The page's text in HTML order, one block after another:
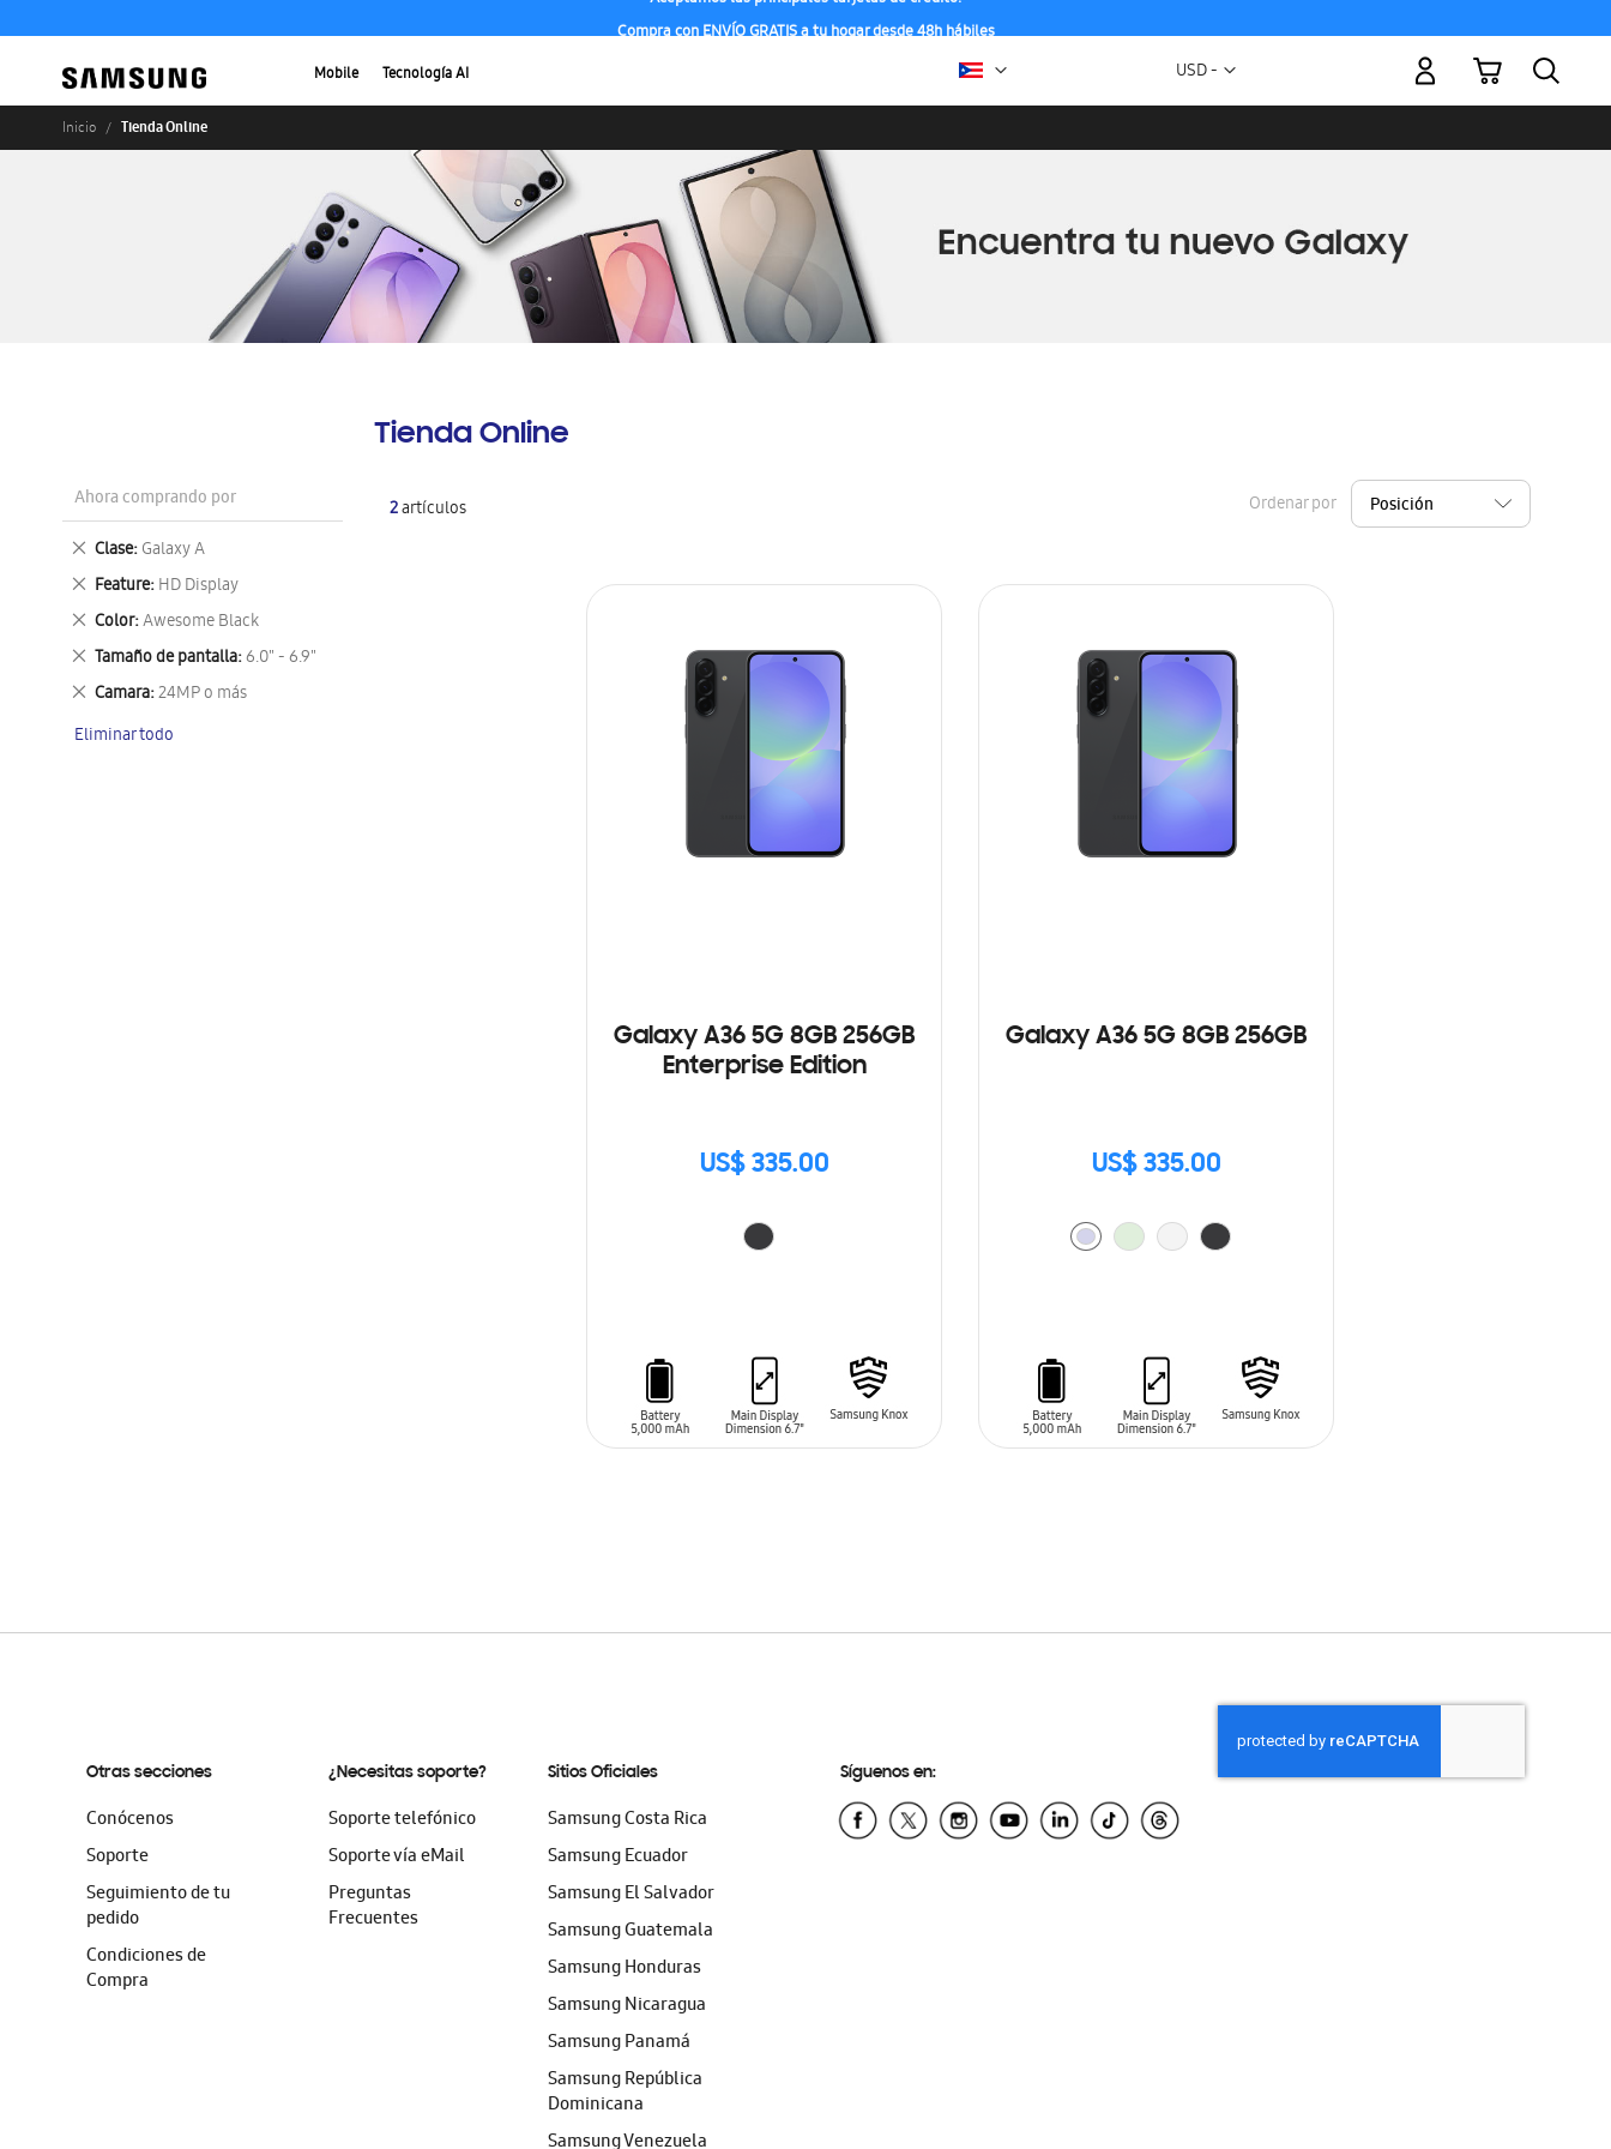
Compra con ENVÍO GRATIS a tu hogar desde 48h hábiles
Mobile Tecnología AI Moneda
USD -
Mi carrito
Inicio Tienda Online
Tienda Online
2artículos Ordenar por
Galaxy A36 5G 8GB 256GB
Enterprise Edition
US$ 335.00
Galaxy A36 5G 8GB 256GB
US$ 335.00
Ahora comprando por
Clase Galaxy A
Eliminar
este
artículo
Feature HD Display
Eliminar
este
artículo
Color Awesome Black
Eliminar
este
artículo
Tamaño de pantalla 6.0" - 6.9"
Eliminar
este
artículo
Camara 24MP o más
Eliminar
artículo
Eliminar todo
Otras secciones
Conócenos
Soporte
Seguimiento de tu
pedido
Condiciones de
Compra
¿Necesitas soporte?
Soporte telefónico
Soporte vía eMail
Preguntas
Frecuentes
Sitios Oficiales
Samsung Costa Rica
Samsung Ecuador
Samsung El Salvador
Samsung Guatemala
Samsung Honduras
Samsung Nicaragua
Samsung Panamá
Samsung República
Dominicana
Samsung Venezuela
Síguenos en: